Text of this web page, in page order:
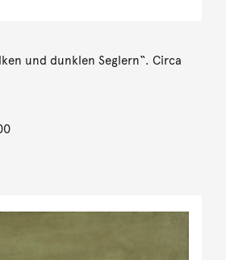
und dunklen Seglern“. Circa